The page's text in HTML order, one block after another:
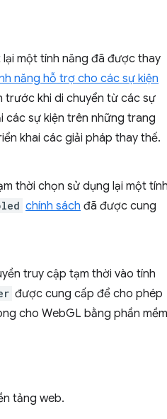
một tính năng đã được thay
năng hỗ trợ cho các sự kiện
trước khi di chuyển từ các sự
các sự kiện trên những trang
khai các giải pháp thay thế.
thời chọn sử dụng lại một tính
chính sách đã được cung
truy cập tạm thời vào tính
được cung cấp để cho phép
cho WebGL bằng phần
tảng web.